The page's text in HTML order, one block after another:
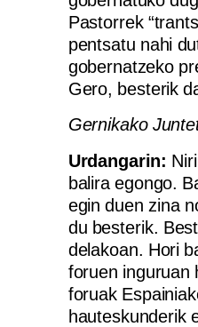
Pastorrek
pentsatu nahi
gobernatzeko
Gero, besterik
Gernikako
Urdangarin:
balira egongo.
egin duen zina
du besterik.
delakoan. Hori
foruen inguruan
foruak
hauteskunderik